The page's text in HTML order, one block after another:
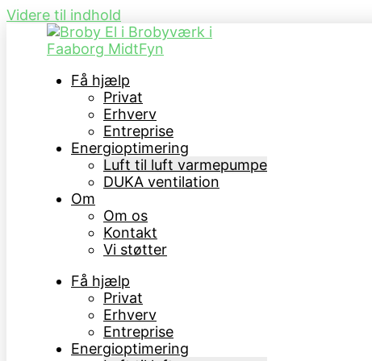
Videre til indhold
Få hjælp
Privat
Erhverv
Entreprise
Energioptimering
Luft til luft varmepumpe
DUKA ventilation
Om
Om os
Kontakt
Vi støtter
Få hjælp
Privat
Erhverv
Entreprise
Energioptimering